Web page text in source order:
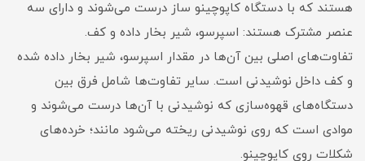
هستند که با دستگاه کاپوچینو ساز درست می‌شوند و دارای سه
عنصر مشترک هستند: اسپرسو، شیر بخار داده و کف.
تفاوت‌های اصلی بین آن‌ها در مقدار اسپرسو، شیر بخار داده شده
و کف داخل نوشیدنی است. سایر تفاوت‌ها شامل فرق بین
دستگاه‌های قهوه‌سازی که نوشیدنی با آن‌ها درست می‌شوند و
موادی است که روی نوشیدنی ریخته می‌شود مانند؛ خرده‌های
شکلات روی کاپوچینو.